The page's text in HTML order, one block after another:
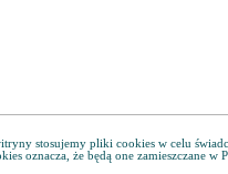
stosujemy pliki cookies w celu
oznacza, że będą one zamieszczane